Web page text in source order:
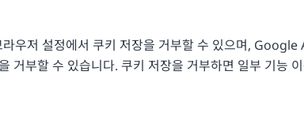
우저 설정에서 쿠키 저장을 거부할 수 있으며,
거부할 수 있습니다. 쿠키 저장을 거부하면 일부 기능